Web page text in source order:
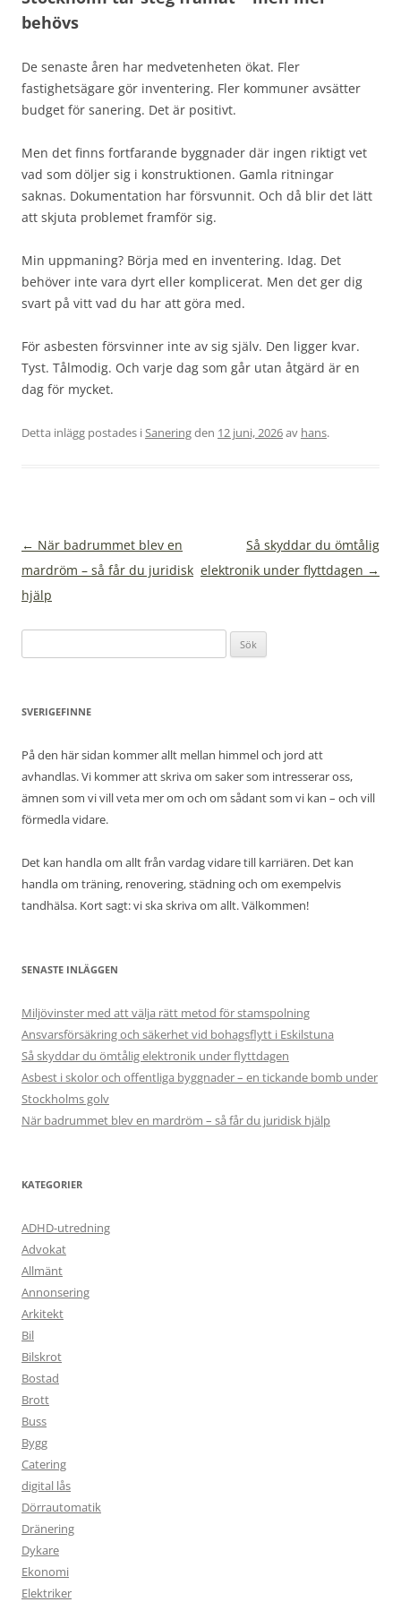
behövs
De senaste åren har medvetenheten ökat. Fler
fastighetsägare gör inventering. Fler kommuner avsätter
budget för sanering. Det är positivt.
Men det finns fortfarande byggnader där ingen riktigt vet
vad som döljer sig i konstruktionen. Gamla ritningar
saknas. Dokumentation har försvunnit. Och då blir det lätt
att skjuta problemet framför sig.
Min uppmaning? Börja med en inventering. Idag. Det
behöver inte vara dyrt eller komplicerat. Men det ger dig
svart på vitt vad du har att göra med.
För asbesten försvinner inte av sig själv. Den ligger kvar.
Tyst. Tålmodig. Och varje dag som går utan åtgärd är en
dag för mycket.
Detta inlägg postades iSaneringden 12 juni, 2026av hans.
Inläggsnavigering
← När badrummet blev en
mardröm – så får du juridisk
hjälp
Så skyddar du ömtålig
elektronik under flyttdagen →
efter:
SVERIGEFINNE
På den här sidan kommer allt mellan himmel och jord att
avhandlas. Vi kommer att skriva om saker som intresserar oss,
ämnen som vi vill veta mer om och om sådant som vi kan – och vill
förmedla vidare.
Det kan handla om allt från vardag vidare till karriären. Det kan
handla om träning, renovering, städning och om exempelvis
tandhälsa. Kort sagt: vi ska skriva om allt. Välkommen!
SENASTE INLÄGGEN
Miljövinster med att välja rätt metod för stamspolning
Ansvarsförsäkring och säkerhet vid bohagsflytt i Eskilstuna
Så skyddar du ömtålig elektronik under flyttdagen
Asbest i skolor och offentliga byggnader – en tickande bomb under
Stockholms golv
När badrummet blev en mardröm – så får du juridisk hjälp
KATEGORIER
ADHD-utredning
Advokat
Allmänt
Annonsering
Arkitekt
Bil
Bilskrot
Bostad
Brott
Buss
Bygg
Catering
digital lås
Dörrautomatik
Dränering
Dykare
Ekonomi
Elektriker